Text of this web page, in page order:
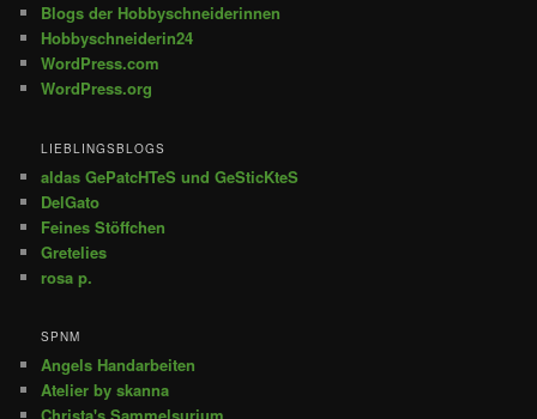
Blogs der Hobbyschneiderinnen
Hobbyschneiderin24
WordPress.com
WordPress.org
LIEBLINGSBLOGS
aldas GePatcHTeS und GeSticKteS
DelGato
Feines Stöffchen
Gretelies
rosa p.
SPNM
Angels Handarbeiten
Atelier by skanna